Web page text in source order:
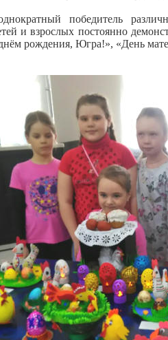
победитель
и взрослых постоянно
рождения, Югра!», «День